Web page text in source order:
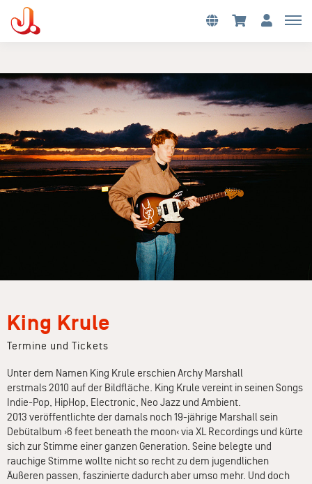
King Krule
Termine und Tickets
Unter dem Namen King Krule erschien Archy Marshall
erstmals 2010 auf der Bildfläche. King Krule vereint in seinen Songs
Indie-Pop, HipHop, Electronic, Neo Jazz und Ambient.
2013 veröffentlichte der damals noch 19-jährige Marshall sein
Debütalbum ›6 feet beneath the moon‹ via XL Recordings und kürte
sich zur Stimme einer ganzen Generation. Seine belegte und
rauchige Stimme wollte nicht so recht zu dem jugendlichen
Äußeren passen, faszinierte dadurch aber umso mehr. Und doch